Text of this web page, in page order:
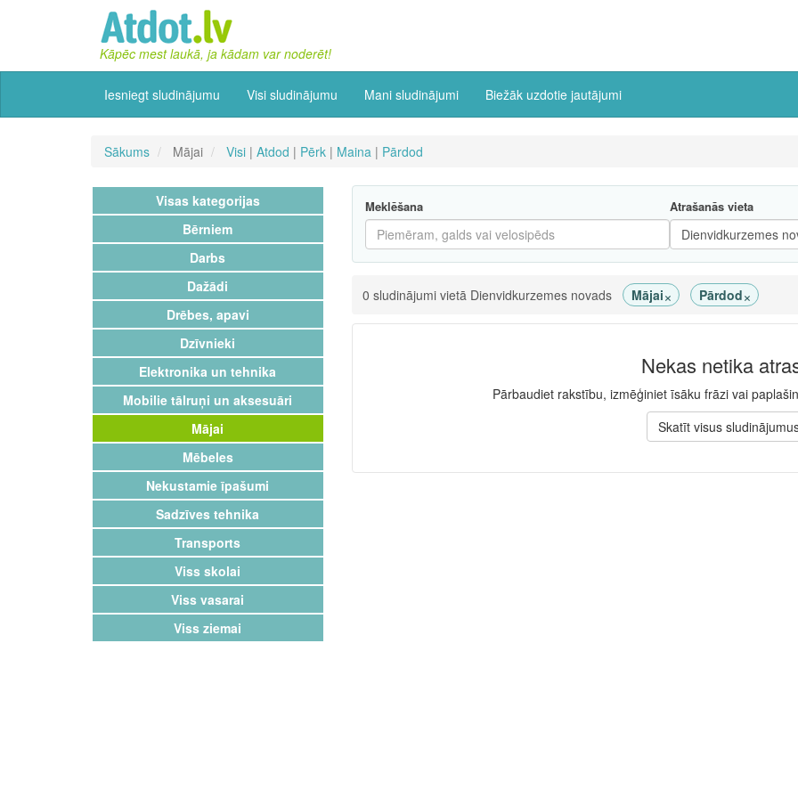
Kāpēc mest laukā, ja kādam var noderēt!
Iesniegt sludinājumu Visi sludinājumu Mani sludinājumi Biežāk uzdotie jautājumi
Sākums Mājai Visi | Atdod | Pērk | Maina | Pārdod
Visas kategorijas
Bērniem
Darbs
Dažādi
Drēbes, apavi
Dzīvnieki
Elektronika un tehnika
Mobilie tālruņi un aksesuāri
Mājai
Mēbeles
Nekustamie īpašumi
Sadzīves tehnika
Transports
Viss skolai
Viss vasarai
Viss ziemai
Meklēšana Atrašanās vieta
0 sludinājumi vietā Dienvidkurzemes novads Mājai× Pārdod×
Nekas netika
Pārbaudiet rakstību, izmēģiniet īsāku frāzi vai
Skatīt visus